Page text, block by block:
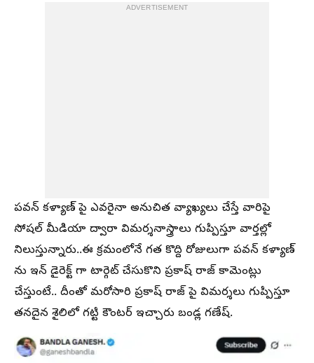
ADVERTISEMENT
పవన్ కళ్యాణ్ పై ఎవరైనా అనుచిత వ్యాఖ్యలు చేస్తే వారిపై
సోషల్ మీడియా ద్వారా విమర్శనాస్త్రాలు గుప్పిస్తూ వార్తల్లో
నిలుస్తున్నారు..ఈ క్రమంలోనే గత కొద్ది రోజులుగా పవన్ కళ్యాణ్
ను ఇన్ డైరెక్ట్ గా టార్గెట్ చేసుకొని ప్రకాష్ రాజ్ కామెంట్లు
చేస్తుంటే.. దీంతో మరోసారి ప్రకాష్ రాజ్ పై విమర్శలు గుప్పిస్తూ
తనదైన శైలిలో గట్టి కౌంటర్ ఇచ్చారు బండ్ల గణేష్.